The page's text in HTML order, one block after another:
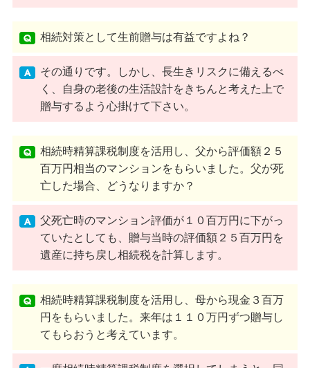
相続対策として生前贈与は有益ですよね？
その通りです。しかし、長生きリスクに備えるべ
く、自身の老後の生活設計をきちんと考えた上で
贈与するよう心掛けて下さい。
相続時精算課税制度を活用し、父から評価額２５
百万円相当のマンションをもらいました。父が死
亡した場合、どうなりますか？
父死亡時のマンション評価が１０百万円に下がっ
ていたとしても、贈与当時の評価額２５百万円を
遺産に持ち戻し相続税を計算します。
相続時精算課税制度を活用し、母から現金３百万
円をもらいました。来年は１１０万円ずつ贈与し
てもらおうと考えています。